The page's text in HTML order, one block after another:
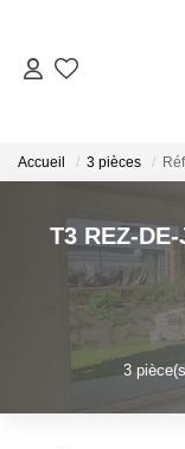
Accueil 3 pièces
T3 REZ-
3